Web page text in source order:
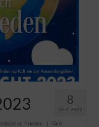
8
DEZ. 2023
in: Frieden | 0